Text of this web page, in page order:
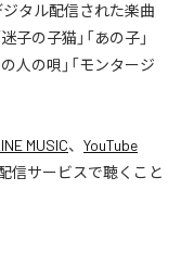
ジタル配信された楽曲
子の子猫」「あの子」
の人の唄」「モンタージ
MUSIC、 YouTube
信サービスで聴くこと